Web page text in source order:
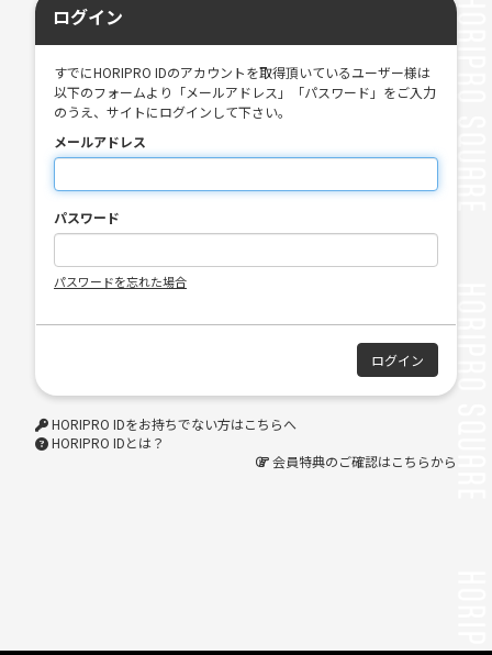
ログイン
すでにHORIPRO IDのアカウントを取得頂いているユーザー様は
以下のフォームより「メールアドレス」「パスワード」をご入力
のうえ、サイトにログインして下さい。
メールアドレス
パスワード
パスワードを忘れた場合
HORIPRO IDをお持ちでない方はこちらへ
HORIPRO IDとは？
会員特典のご確認はこちらから